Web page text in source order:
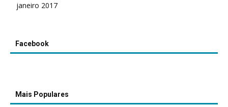
janeiro 2017
Facebook
Mais Populares